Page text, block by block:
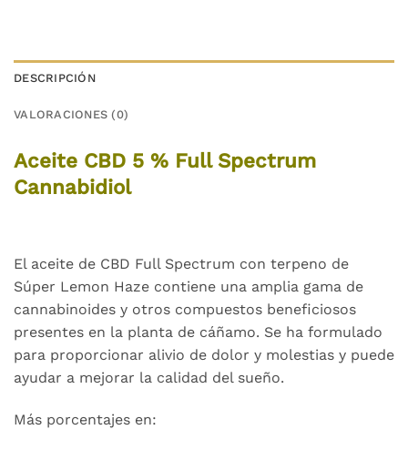
DESCRIPCIÓN
VALORACIONES (0)
Aceite CBD 5 % Full Spectrum
Cannabidiol
El aceite de CBD Full Spectrum con terpeno de
Súper Lemon Haze contiene una amplia gama de
cannabinoides y otros compuestos beneficiosos
presentes en la planta de cáñamo. Se ha formulado
para proporcionar alivio de dolor y molestias y puede
ayudar a mejorar la calidad del sueño.
Más porcentajes en: